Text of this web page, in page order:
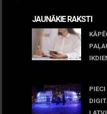
JAUNĀKIE RAKSTI